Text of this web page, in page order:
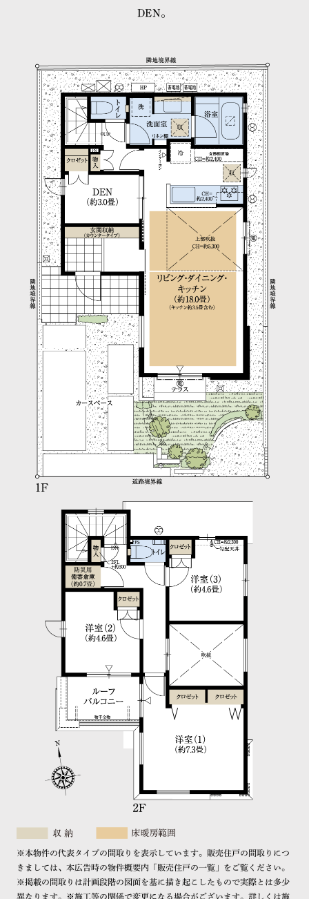
DEN。
※本物件の代表タイプの間取りを表示しています。販売住戸の間取りにつ
きましては、本広告時の物件概要内「販売住戸の一覧」をご覧ください。
※掲載の間取りは計画段階の図面を基に描き起こしたもので実際とは多少
異なります。※施工等の関係で変更になる場合がございます。詳しくは施